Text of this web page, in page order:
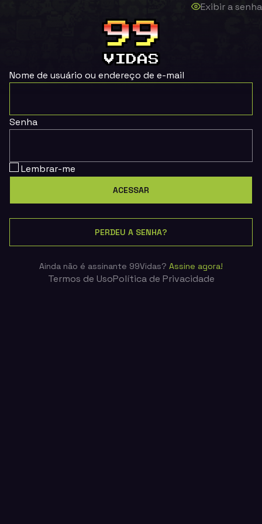
Nome de usuário ou endereço de e-mail
Senha
Exibir a senha
Lembrar-me
PERDEU A SENHA?
Ainda não é assinante 99Vidas? Assine agora!
Termos de UsoPolítica de Privacidade